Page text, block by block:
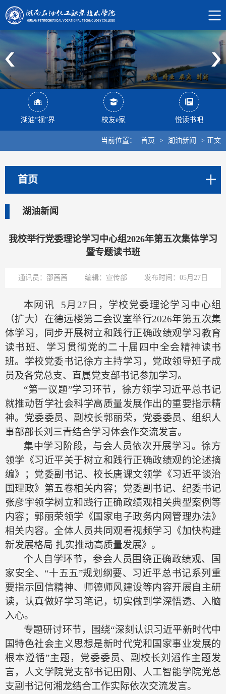
湖油“视”界 校友e家 悦读书吧
当前位置： 首页 > 湖油新闻 > 正文
首页
湖油新闻
我校举行党委理论学习中心组2026年第五次集体学习
暨专题读书班
通讯员：邵茜茜 编辑：宣传部 发布时间：05月27日
本网讯 5月27日，学校党委理论学习中心组
（扩大）在德远楼第二会议室举行2026年第五次集
体学习，同步开展树立和践行正确政绩观学习教育
读书班、学习贯彻党的二十届四中全会精神读书
班。学校党委书记徐方主持学习，党政领导班子成
员及各党总支、直属党支部书记参加学习。
“第一议题”学习环节，徐方领学习近平总书记
就推动哲学社会科学高质量发展作出的重要指示精
神。党委委员、副校长郭丽荣，党委委员、组织人
事部部长刘三青结合学习体会作交流发言。
集中学习阶段，与会人员依次开展学习。徐方
领学《习近平关于树立和践行正确政绩观的论述摘
编》；党委副书记、校长唐课文领学《习近平谈治
国理政》第五卷相关内容；党委副书记、纪委书记
张彦宇领学树立和践行正确政绩观相关典型案例等
内容；郭丽荣领学《国家电子政务内网管理办法》
相关内容。全体人员共同观看视频学习《加快构建
新发展格局 扎实推动高质量发展》。
个人自学环节，参会人员围绕正确政绩观、国
家安全、 “十五五”规划纲要、习近平总书记系列重
要指示回信精神、师德师风建设等内容开展自主研
读，认真做好学习笔记，切实做到学深悟透、入脑
入心。
专题研讨环节，围绕“深刻认识习近平新时代中
国特色社会主义思想是新时代党和国家事业发展的
根本遵循”主题，党委委员、副校长刘滔作主题发
言，人文学院党支部书记田刚、人工智能学院党总
支副书记何湘龙结合工作实际依次交流发言。